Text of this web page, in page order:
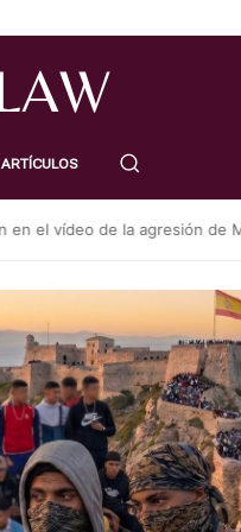
ARTÍCULOS
el vídeo de la agresión de